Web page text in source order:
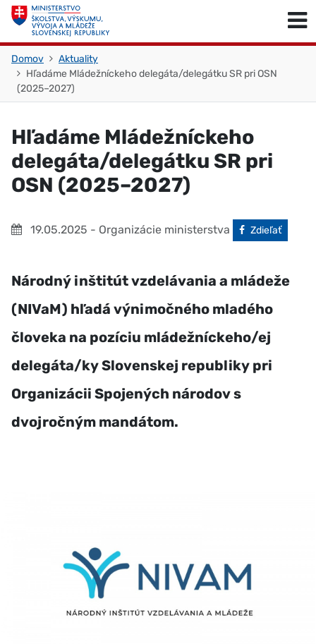
Skočiť na obsah
Domov
Aktuality
Hľadáme Mládežníckeho delegáta/delegátku SR pri OSN
(2025–2027)
Hľadáme Mládežníckeho
delegáta/delegátku SR pri
OSN (2025–2027)
19.05.2025 - Organizácie ministerstva Facebook
Zdieľať
Národný inštitút vzdelávania a mládeže
(NIVaM) hľadá výnimočného mladého
človeka na pozíciu mládežníckeho/ej
delegáta/ky Slovenskej republiky pri
Organizácii Spojených národov s
dvojročným mandátom.
Skočiť na začiatok stránky